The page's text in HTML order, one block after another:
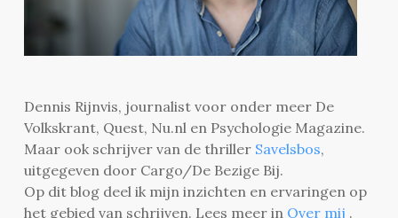
Dennis Rijnvis, journalist voor onder meer De
Volkskrant, Quest, Nu.nl en Psychologie Magazine.
Maar ook schrijver van de thriller Savelsbos,
uitgegeven door Cargo/De Bezige Bij.
Op dit blog deel ik mijn inzichten en ervaringen op
het gebied van schrijven. Lees meer in Over mij .